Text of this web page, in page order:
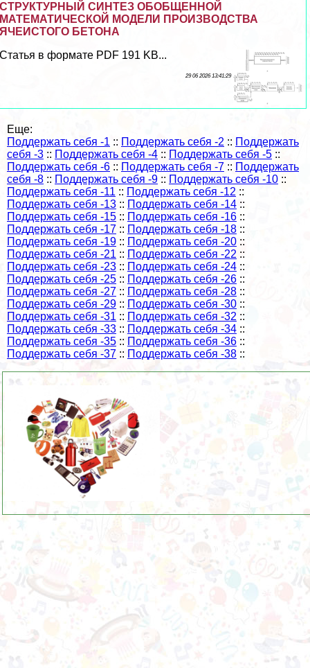
СТРУКТУРНЫЙ СИНТЕЗ ОБОБЩЕННОЙ
МАТЕМАТИЧЕСКОЙ МОДЕЛИ ПРОИЗВОДСТВА
ЯЧЕИСТОГО БЕТОНА
Статья в формате PDF 191 KB...
29 06 2026 13:41:29
Еще:
Поддержать себя -1 :: Поддержать себя -2 :: Поддержать
себя -3 :: Поддержать себя -4 :: Поддержать себя -5 ::
Поддержать себя -6 :: Поддержать себя -7 :: Поддержать
себя -8 :: Поддержать себя -9 :: Поддержать себя -10 ::
Поддержать себя -11 :: Поддержать себя -12 ::
Поддержать себя -13 :: Поддержать себя -14 ::
Поддержать себя -15 :: Поддержать себя -16 ::
Поддержать себя -17 :: Поддержать себя -18 ::
Поддержать себя -19 :: Поддержать себя -20 ::
Поддержать себя -21 :: Поддержать себя -22 ::
Поддержать себя -23 :: Поддержать себя -24 ::
Поддержать себя -25 :: Поддержать себя -26 ::
Поддержать себя -27 :: Поддержать себя -28 ::
Поддержать себя -29 :: Поддержать себя -30 ::
Поддержать себя -31 :: Поддержать себя -32 ::
Поддержать себя -33 :: Поддержать себя -34 ::
Поддержать себя -35 :: Поддержать себя -36 ::
Поддержать себя -37 :: Поддержать себя -38 ::